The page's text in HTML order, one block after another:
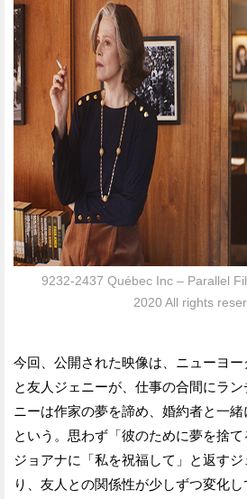
9232-2437 Québec Inc – Parallel
2020 All rights
今回、公開された映像は、ニューヨ
と友人ジェニーが、仕事の合間にラ
ニーは作家の夢を諦め、婚約者と一
という。思わず「彼のために夢を捨
ジョアナに「私を祝福して」と返す
り、友人との関係性が少しずつ変化